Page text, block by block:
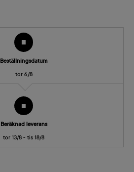
Beställningsdatum
tor 6/8
Beräknad leverans
tor 13/8 - tis 18/8